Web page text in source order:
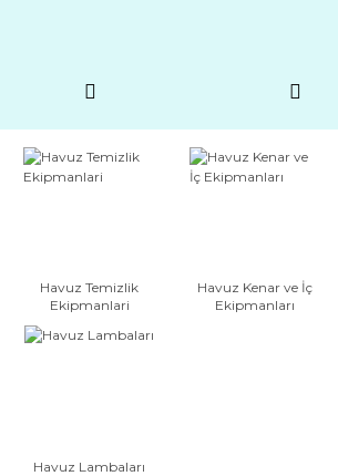
Havuz Temizlik
Ekipmanlari
Havuz Kenar ve İç
Ekipmanları
Havuz Lambaları